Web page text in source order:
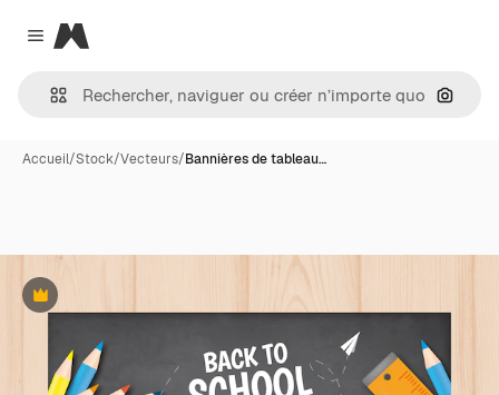
Close menu
Magnific
Accueil/Stock/Vecteurs/Bannières de tableau…
Premium